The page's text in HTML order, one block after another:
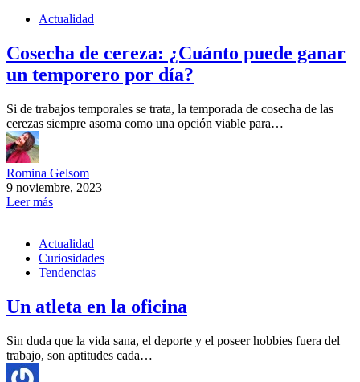
Actualidad
Cosecha de cereza: ¿Cuánto puede ganar
un temporero por día?
Si de trabajos temporales se trata, la temporada de cosecha de las
cerezas siempre asoma como una opción viable para…
Romina Gelsom
9 noviembre, 2023
Leer más
Actualidad
Curiosidades
Tendencias
Un atleta en la oficina
Sin duda que la vida sana, el deporte y el poseer hobbies fuera del
trabajo, son aptitudes cada…